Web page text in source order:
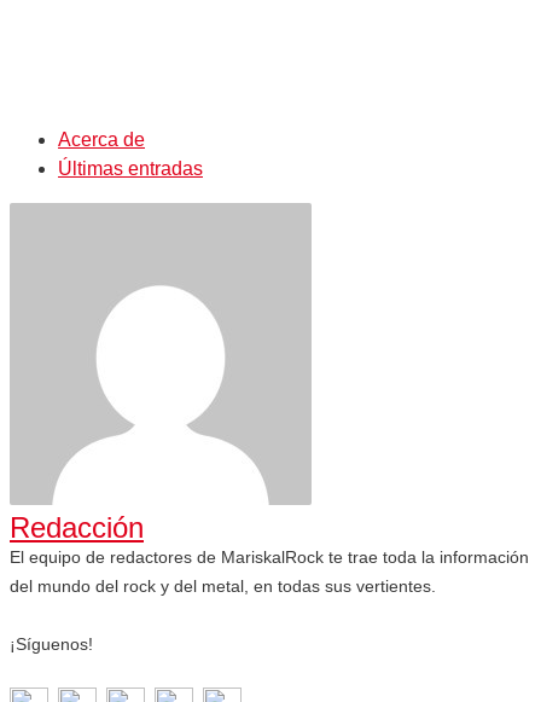
Acerca de
Últimas entradas
Redacción
El equipo de redactores de MariskalRock te trae toda la información
del mundo del rock y del metal, en todas sus vertientes.
¡Síguenos!